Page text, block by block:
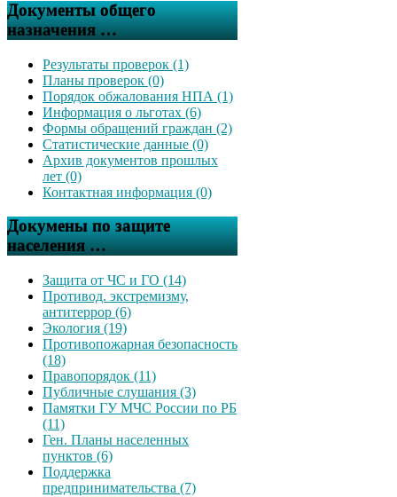
Документы общего
назначения …
Результаты проверок (1)
Планы проверок (0)
Порядок обжалования НПА (1)
Информация о льготах (6)
Формы обращений граждан (2)
Статистические данные (0)
Архив документов прошлых
лет (0)
Контактная информация (0)
Докумены по защите
населения …
Защита от ЧС и ГО (14)
Противод. экстремизму,
антитеррор (6)
Экология (19)
Противопожарная безопасность
(18)
Правопорядок (11)
Публичные слушания (3)
Памятки ГУ МЧС России по РБ
(11)
Ген. Планы населенных
пунктов (6)
Поддержка
предпринимательства (7)